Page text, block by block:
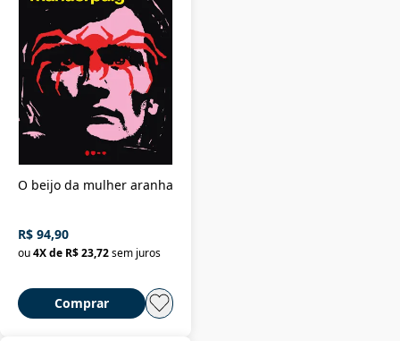
O beijo da mulher aranha
R$ 94,90
ou4X de R$ 23,72sem juros
Comprar